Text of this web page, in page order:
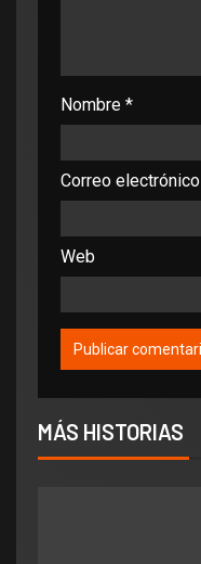
Nombre *
Correo electrónico
Web
MÁS HISTORIAS